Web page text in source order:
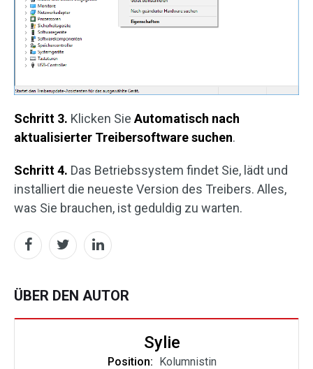
Schritt 3. Klicken Sie Automatisch nach
aktualisierter Treibersoftware suchen.
Schritt 4. Das Betriebssystem findet Sie, lädt und
installiert die neueste Version des Treibers. Alles,
was Sie brauchen, ist geduldig zu warten.
ÜBER DEN AUTOR
Sylie
Position: Kolumnistin